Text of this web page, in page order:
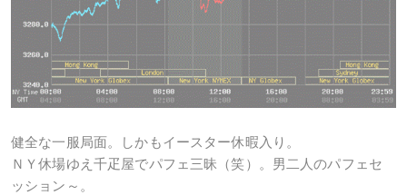
健全な一服局面。しかもイースター休暇入り。
ＮＹ休場ゆえ千疋屋でパフェ三昧（笑）。男二人のパフェセ
ッション～。